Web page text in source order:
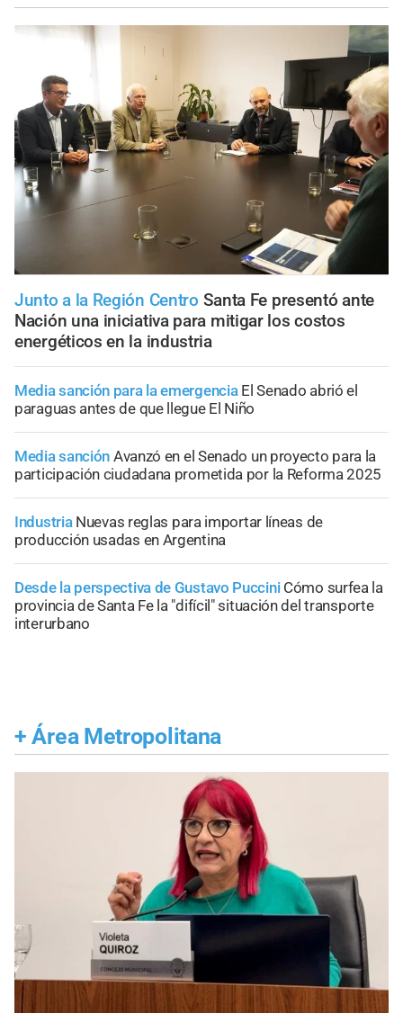
Junto a la Región Centro Santa Fe presentó ante
Nación una iniciativa para mitigar los costos
energéticos en la industria
Media sanción para la emergencia El Senado abrió el
paraguas antes de que llegue El Niño
Media sanción Avanzó en el Senado un proyecto para la
participación ciudadana prometida por la Reforma 2025
Industria Nuevas reglas para importar líneas de
producción usadas en Argentina
Desde la perspectiva de Gustavo Puccini Cómo surfea la
provincia de Santa Fe la "difícil" situación del transporte
interurbano
+ Área Metropolitana